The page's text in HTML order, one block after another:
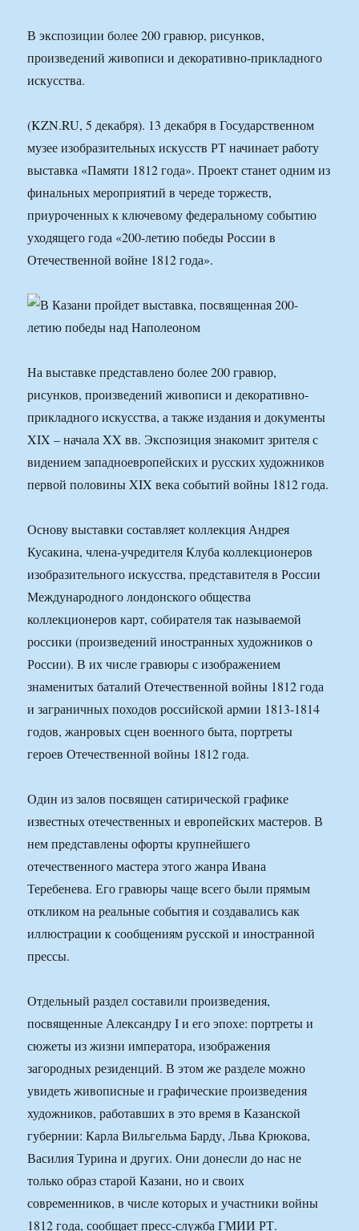
В экспозиции более 200 гравюр, рисунков,
произведений живописи и декоративно-прикладного
искусства.
(KZN.RU, 5 декабря). 13 декабря в Государственном
музее изобразительных искусств РТ начинает работу
выставка «Памяти 1812 года». Проект станет одним из
финальных мероприятий в череде торжеств,
приуроченных к ключевому федеральному событию
уходящего года «200-летию победы России в
Отечественной войне 1812 года».
На выставке представлено более 200 гравюр,
рисунков, произведений живописи и декоративно-
прикладного искусства, а также издания и документы
XIX – начала XX вв. Экспозиция знакомит зрителя с
видением западноевропейских и русских художников
первой половины XIX века событий войны 1812 года.
Основу выставки составляет коллекция Андрея
Кусакина, члена-учредителя Клуба коллекционеров
изобразительного искусства, представителя в России
Международного лондонского общества
коллекционеров карт, собирателя так называемой
россики (произведений иностранных художников о
России). В их числе гравюры с изображением
знаменитых баталий Отечественной войны 1812 года
и заграничных походов российской армии 1813-1814
годов, жанровых сцен военного быта, портреты
героев Отечественной войны 1812 года.
Один из залов посвящен сатирической графике
известных отечественных и европейских мастеров. В
нем представлены офорты крупнейшего
отечественного мастера этого жанра Ивана
Теребенева. Его гравюры чаще всего были прямым
откликом на реальные события и создавались как
иллюстрации к сообщениям русской и иностранной
прессы.
Отдельный раздел составили произведения,
посвященные Александру I и его эпохе: портреты и
сюжеты из жизни императора, изображения
загородных резиденций. В этом же разделе можно
увидеть живописные и графические произведения
художников, работавших в это время в Казанской
губернии: Карла Вильгельма Барду, Льва Крюкова,
Василия Турина и других. Они донесли до нас не
только образ старой Казани, но и своих
современников, в числе которых и участники войны
1812 года, сообщает пресс-служба ГМИИ РТ.